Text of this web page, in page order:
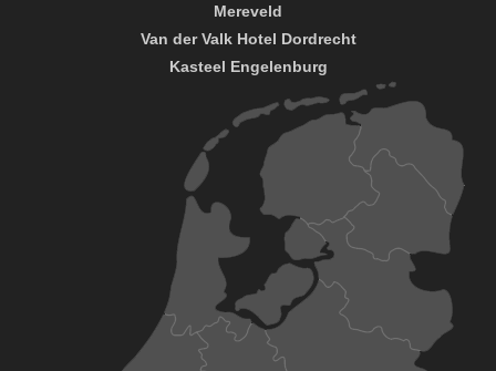
Mereveld
Van der Valk Hotel Dordrecht
Kasteel Engelenburg